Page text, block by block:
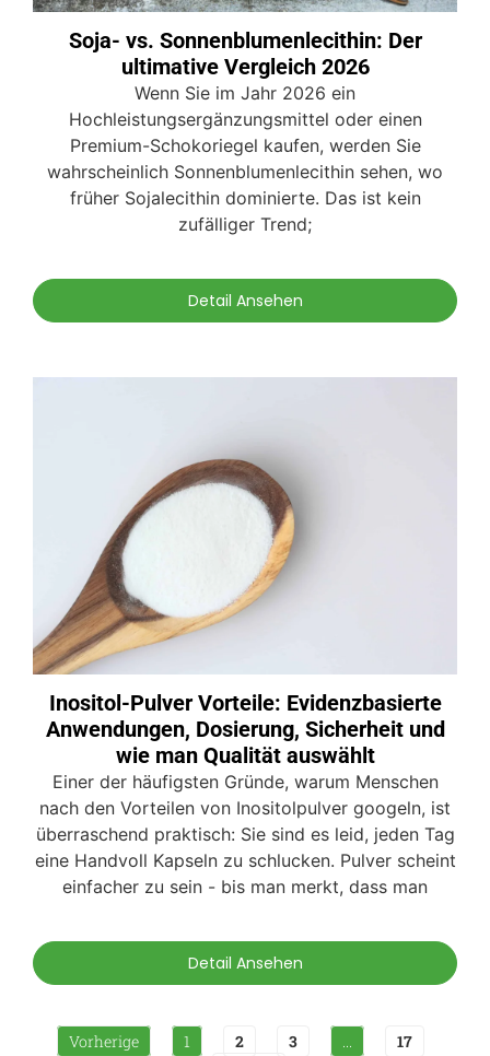
Soja- vs. Sonnenblumenlecithin: Der
ultimative Vergleich 2026
Wenn Sie im Jahr 2026 ein
Hochleistungsergänzungsmittel oder einen
Premium-Schokoriegel kaufen, werden Sie
wahrscheinlich Sonnenblumenlecithin sehen, wo
früher Sojalecithin dominierte. Das ist kein
zufälliger Trend;
Detail Ansehen
Inositol-Pulver Vorteile: Evidenzbasierte
Anwendungen, Dosierung, Sicherheit und
wie man Qualität auswählt
Einer der häufigsten Gründe, warum Menschen
nach den Vorteilen von Inositolpulver googeln, ist
überraschend praktisch: Sie sind es leid, jeden Tag
eine Handvoll Kapseln zu schlucken. Pulver scheint
einfacher zu sein - bis man merkt, dass man
Detail Ansehen
Vorherige 1 2 3 ...
17